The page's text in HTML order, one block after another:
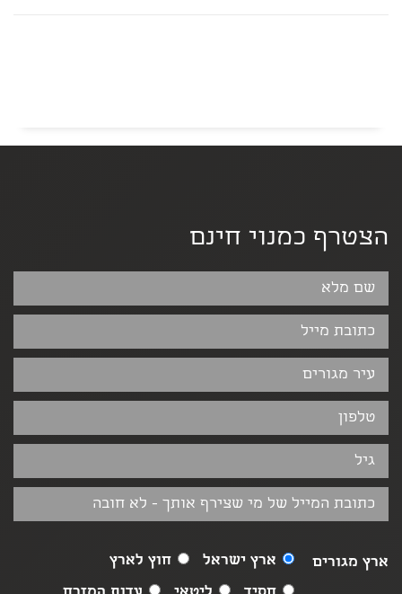
הצטרף כמנוי חינם
ארץ מגורים ארץ ישראל חוץ לארץ